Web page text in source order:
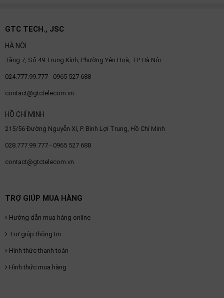
GTC TECH., JSC
HÀ NỘI
Tầng 7, Số 49 Trung Kính, Phường Yên Hoà, TP Hà Nội
024.777.99.777 - 0965 527 688
contact@gtctelecom.vn
HỒ CHÍ MINH
215/56 Đường Nguyễn Xí, P. Bình Lợi Trung, Hồ Chí Minh
028.777.99.777 - 0965 527 688
contact@gtctelecom.vn
TRỢ GIÚP MUA HÀNG
Hướng dẫn mua hàng online
Trợ giúp thông tin
Hình thức thanh toán
Hình thức mua hàng